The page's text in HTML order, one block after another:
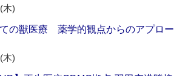
木)
ての獣医療 薬学的観点からのアプロー
木)